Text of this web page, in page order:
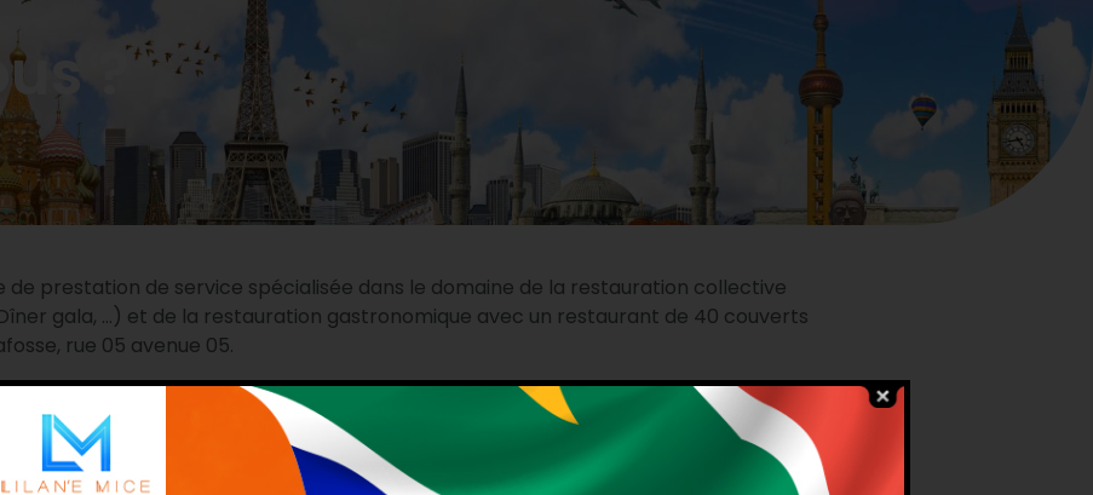
?
de prestation de service spécialisée dans le domaine de la restauration collective
gala, …) et de la restauration gastronomique avec un restaurant de 40 couverts
rue 05 avenue 05.
de bouche.
LES OLIVIERS lance sa filiale dénommée
qui se positionne sur le pan
trois (03) services principaux qui sont :